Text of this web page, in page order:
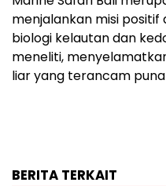
menjalankan misi
biologi kelautan dan
meneliti,
liar yang terancam
BERITA TERKAIT